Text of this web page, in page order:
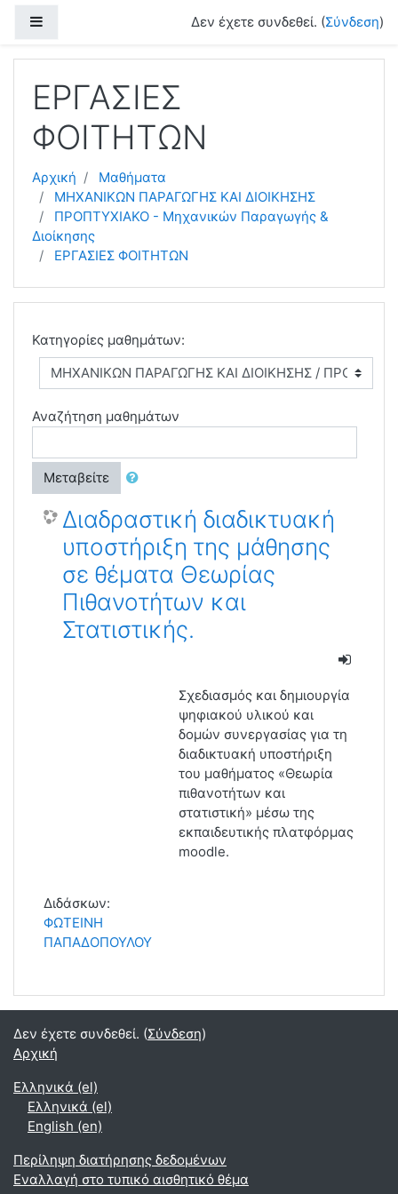
Δεν έχετε συνδεθεί. (Σύνδεση)
ΕΡΓΑΣΙΕΣ
ΦΟΙΤΗΤΩΝ
Αρχική
Μαθήματα
ΜΗΧΑΝΙΚΩΝ ΠΑΡΑΓΩΓΗΣ ΚΑΙ ΔΙΟΙΚΗΣΗΣ
ΠΡΟΠΤΥΧΙΑΚΟ - Μηχανικών Παραγωγής &
Διοίκησης
ΕΡΓΑΣΙΕΣ ΦΟΙΤΗΤΩΝ
Κατηγορίες μαθημάτων:
Αναζήτηση μαθημάτων
Μεταβείτε
Διαδραστική διαδικτυακή
υποστήριξη της μάθησης
σε θέματα Θεωρίας
Πιθανοτήτων και
Στατιστικής.
Σχεδιασμός και δημιουργία
ψηφιακού υλικού και
δομών συνεργασίας για τη
διαδικτυακή υποστήριξη
του μαθήματος «Θεωρία
πιθανοτήτων και
στατιστική» μέσω της
εκπαιδευτικής πλατφόρμας
moodle.
Διδάσκων:
ΦΩΤΕΙΝΗ
ΠΑΠΑΔΟΠΟΥΛΟΥ
Δεν έχετε συνδεθεί. (Σύνδεση)
Αρχική
Ελληνικά ‎(el)‎
Ελληνικά ‎(el)‎
English ‎(en)‎
Περίληψη διατήρησης δεδομένων
Εναλλαγή στο τυπικό αισθητικό θέμα